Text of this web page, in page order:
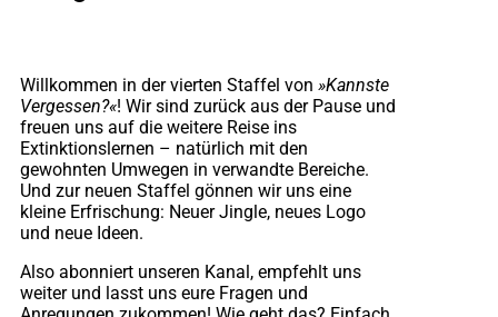
Willkommen in der vierten Staffel von »Kannste
Vergessen?«! Wir sind zurück aus der Pause und
freuen uns auf die weitere Reise ins
Extinktionslernen – natürlich mit den
gewohnten Umwegen in verwandte Bereiche.
Und zur neuen Staffel gönnen wir uns eine
kleine Erfrischung: Neuer Jingle, neues Logo
und neue Ideen.
Also abonniert unseren Kanal, empfehlt uns
weiter und lasst uns eure Fragen und